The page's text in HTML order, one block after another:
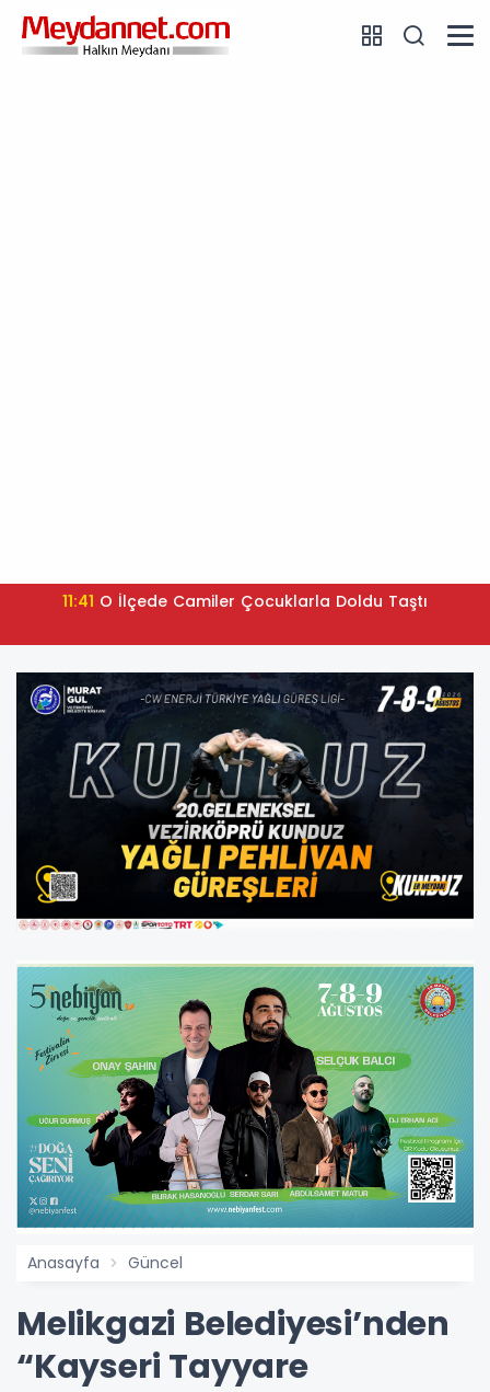
11:41 O İlçede Camiler Çocuklarla Doldu Taştı
Anasayfa Güncel
Melikgazi Belediyesi’nden
“Kayseri Tayyare